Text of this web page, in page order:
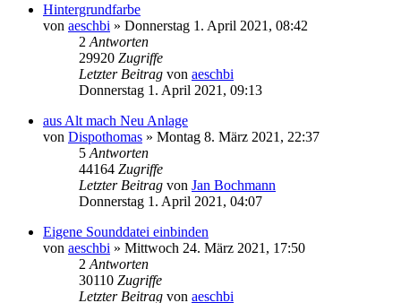
Hintergrundfarbe
von aeschbi » Donnerstag 1. April 2021, 08:42
2 Antworten
29920 Zugriffe
Letzter Beitrag von aeschbi
Donnerstag 1. April 2021, 09:13
aus Alt mach Neu Anlage
von Dispothomas » Montag 8. März 2021, 22:37
5 Antworten
44164 Zugriffe
Letzter Beitrag von Jan Bochmann
Donnerstag 1. April 2021, 04:07
Eigene Sounddatei einbinden
von aeschbi » Mittwoch 24. März 2021, 17:50
2 Antworten
30110 Zugriffe
Letzter Beitrag von aeschbi